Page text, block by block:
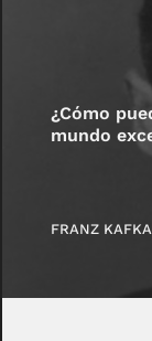
¿Cómo
mundo
FRANZ KAFKA